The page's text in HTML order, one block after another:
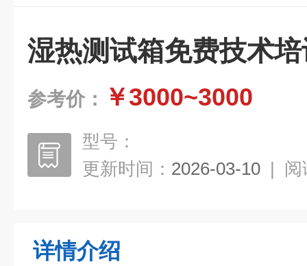
湿热测试箱免费技术
参考价： ￥3000~3000
型号：
更新时间： 2026-03-10 | 阅
详情介绍